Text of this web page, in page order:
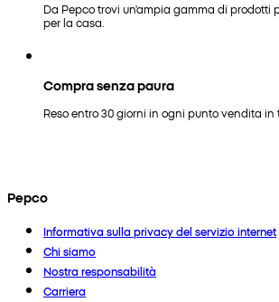
Da Pepco trovi un'ampia gamma di prodotti
per la casa.
Compra senza paura
Reso entro 30 giorni in ogni punto vendita in
Pepco
Informativa sulla privacy del servizio internet
Chi siamo
Nostra responsabilità
Carriera